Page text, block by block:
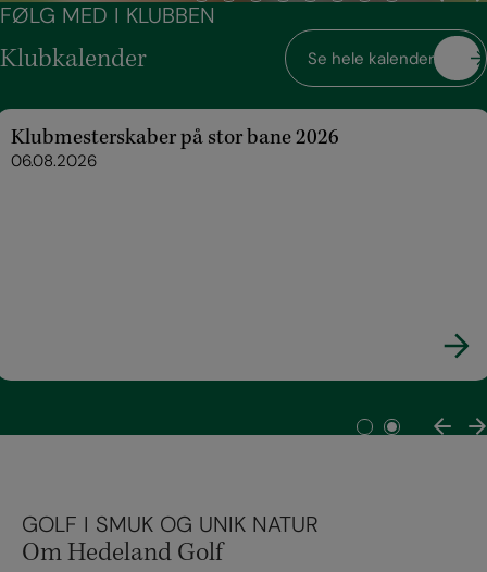
FØLG MED I KLUBBEN
Klubkalender Se hele kalenderen
Klubmesterskaber på Maglehøj 2026
06.08.2026
GOLF I SMUK OG UNIK NATUR
Om Hedeland Golf